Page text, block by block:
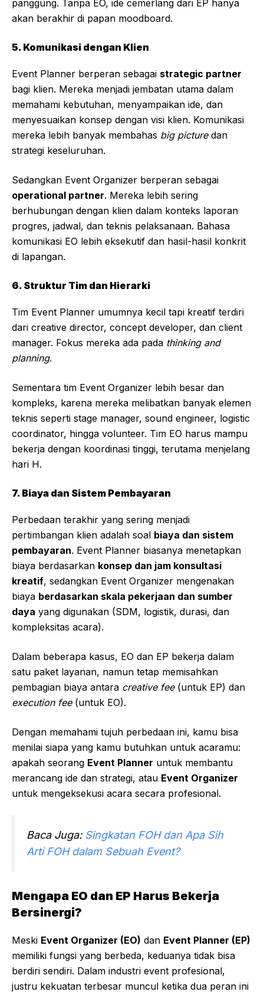
panggung. Tanpa EO, ide cemerlang dari EP hanya
akan berakhir di papan moodboard.
5. Komunikasi dengan Klien
Event Planner berperan sebagai strategic partner
bagi klien. Mereka menjadi jembatan utama dalam
memahami kebutuhan, menyampaikan ide, dan
menyesuaikan konsep dengan visi klien. Komunikasi
mereka lebih banyak membahas big picturedan
strategi keseluruhan.
Sedangkan Event Organizer berperan sebagai
operational partner. Mereka lebih sering
berhubungan dengan klien dalam konteks laporan
progres, jadwal, dan teknis pelaksanaan. Bahasa
komunikasi EO lebih eksekutif dan hasil-hasil konkrit
di lapangan.
6. Struktur Tim dan Hierarki
Tim Event Planner umumnya kecil tapi kreatif terdiri
dari creative director, concept developer, dan client
manager. Fokus mereka ada pada thinking and
planning.
Sementara tim Event Organizer lebih besar dan
kompleks, karena mereka melibatkan banyak elemen
teknis seperti stage manager, sound engineer, logistic
coordinator, hingga volunteer. Tim EO harus mampu
bekerja dengan koordinasi tinggi, terutama menjelang
hari H.
7. Biaya dan Sistem Pembayaran
Perbedaan terakhir yang sering menjadi
pertimbangan klien adalah soal biaya dan sistem
pembayaran. Event Planner biasanya menetapkan
biaya berdasarkan konsep dan jam konsultasi
kreatif, sedangkan Event Organizer mengenakan
biaya berdasarkan skala pekerjaan dan sumber
daya yang digunakan (SDM, logistik, durasi, dan
kompleksitas acara).
Dalam beberapa kasus, EO dan EP bekerja dalam
satu paket layanan, namun tetap memisahkan
pembagian biaya antara creative fee(untuk EP) dan
execution fee(untuk EO).
Dengan memahami tujuh perbedaan ini, kamu bisa
menilai siapa yang kamu butuhkan untuk acaramu:
apakah seorang Event Planner untuk membantu
merancang ide dan strategi, atau Event Organizer
untuk mengeksekusi acara secara profesional.
Baca Juga: Singkatan FOH dan Apa Sih
Arti FOH dalam Sebuah Event?
Mengapa EO dan EP Harus Bekerja
Bersinergi?
Meski Event Organizer (EO) dan Event Planner (EP)
memiliki fungsi yang berbeda, keduanya tidak bisa
berdiri sendiri. Dalam industri event profesional,
justru kekuatan terbesar muncul ketika dua peran ini